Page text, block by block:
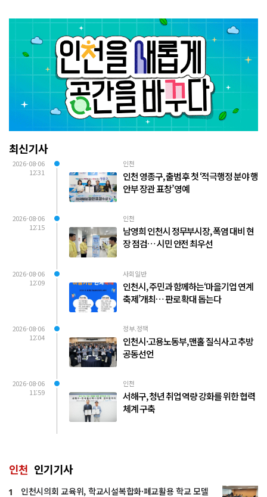
최신기사
2026-08-06
12:31
인천
인천 영종구, 출범 후 첫 ‘적극행정 분야 행
안부 장관 표창’ 영예
2026-08-06
12:15
인천
남영희 인천시 정무부시장, 폭염 대비 현
장 점검… 시민 안전 최우선
2026-08-06
12:09
사회일반
인천시, 주민과 함께하는‘마을기업 연계
축제’개최… 판로 확대 돕는다
2026-08-06
12:04
정부.정책
인천시·고용노동부, 맨홀 질식사고 추방
공동선언
2026-08-06
11:59
인천
서해구, 청년 취업 역량 강화를 위한 협력
체계 구축
인천 인기기사
1
인천시의회 교육위, 학교시설복합화·폐교활용 학교 모델